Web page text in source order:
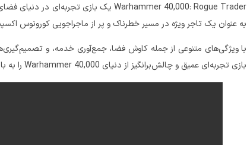
به عنوان یک تاجر ویژه در مسیر خطرناک و پر از ماجراجویی کورونوس
با ویژگی‌های متنوعی از جمله کاوش فضا، جمع‌آوری خدمه، و
بازی تجربه‌ای عمیق و چالش‌برانگیز از دنیای Warhammer 40,000 را به بازیکنان ارائه می‌دهد.